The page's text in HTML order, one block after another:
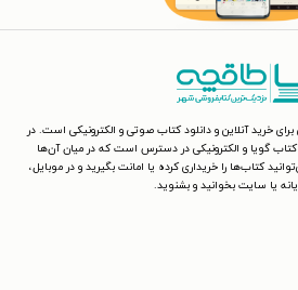
خرید آنلاین و دانلود کتاب صوتی و الکترونیکی است. در
گویا و الکترونیکی در دسترس است که در میان آن‌ها
کتاب‌ها را خریداری کرده یا امانت بگیرید و در موبایل،
یا سایت بخوانید و بشنوید.